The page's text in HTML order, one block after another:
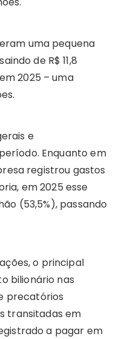
uma pequena
de R$ 11,8
2025 – uma
e
Enquanto em
registrou gastos
em 2025 esse
(53,5%), passando
o principal
bilionário nas
precatórios
transitadas em
a pagar em